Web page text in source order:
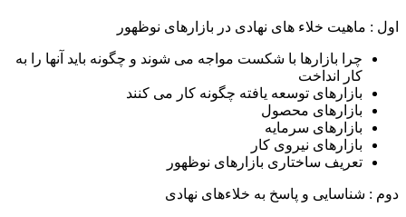
اول : ماهیت خلاء های نهادی در بازارهای نوظهور
چرا بازارها با شکست مواجه می شوند و چگونه باید آنها را به
کار انداخت
بازارهای توسعه یافته چگونه کار می کنند
بازارهای محصول
بازارهای سرمایه
بازارهای نیروی کار
تعریف ساختاری بازارهای نوظهور
دوم : شناسایی و پاسخ به خلاءهای نهادی